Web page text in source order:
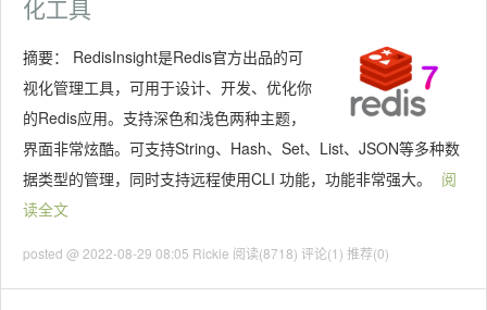
化工具
摘要： RedisInsight是Redis官方出品的可
视化管理工具，可用于设计、开发、优化你
的Redis应用。支持深色和浅色两种主题，
界面非常炫酷。可支持String、Hash、Set、List、JSON等多种数
据类型的管理，同时支持远程使用CLI 功能，功能非常强大。
阅
读全文
posted @ 2022-08-29 08:05 Rickie 阅读(8718) 评论(1) 推荐(0)